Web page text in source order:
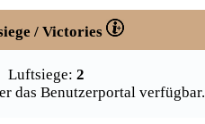
/ Victories
Luftsiege: 2
das Benutzerportal verfügbar.